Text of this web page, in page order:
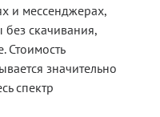
и мессенджерах,
без скачивания,
Стоимость
значительно
спектр